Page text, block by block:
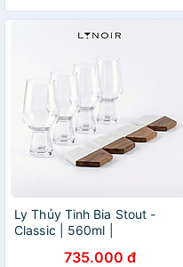
Ly Thủy Tinh Bia Stout -
Classic | 560ml |
735.000 đ